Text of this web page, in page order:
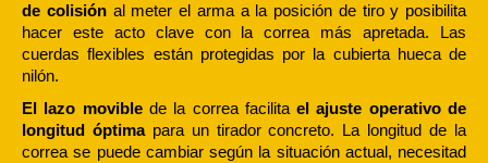
de colisiónal meter el arma a la posición de tiro y posibilita
hacer este acto clave con la correa más apretada. Las
cuerdas flexibles están protegidas por la cubierta hueca de
nilón.
El lazo moviblede la correa facilitael ajuste operativo de
longitud óptimapara un tirador concreto. La longitud de la
correa se puede cambiar según la situación actual, necesitad